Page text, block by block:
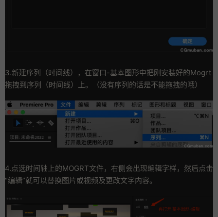
3.新建序列（时间线），在窗口-基本图形中把刚安装好的Mogrt
拖拽到序列（时间线）上。（没有序列的话是不能拖拽的哦）
4.点选时间轴上的MOGRT文件，右侧会出现编辑字样，然后点击
“编辑”就可以替换图片或视频及更改文字内容。